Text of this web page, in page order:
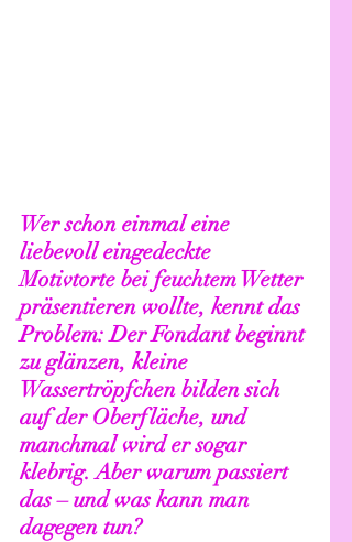
Wer schon einmal eine
liebevoll eingedeckte
Motivtorte bei feuchtem Wetter
präsentieren wollte, kennt das
Problem: Der Fondant beginnt
zu glänzen, kleine
Wassertröpfchen bilden sich
auf der Oberfläche, und
manchmal wird er sogar
klebrig. Aber warum passiert
das – und was kann man
dagegen tun?